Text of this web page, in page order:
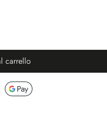
carrello